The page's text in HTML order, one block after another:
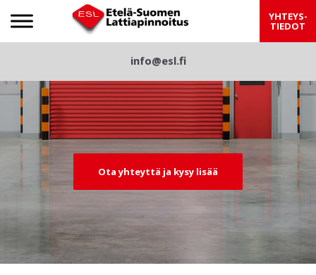
Etelä-Suomen LattiapinnoitusYHTEYS-
TIEDOT
info@esl.fi
viou
t
Ota yhteyttä ja kysy lisää